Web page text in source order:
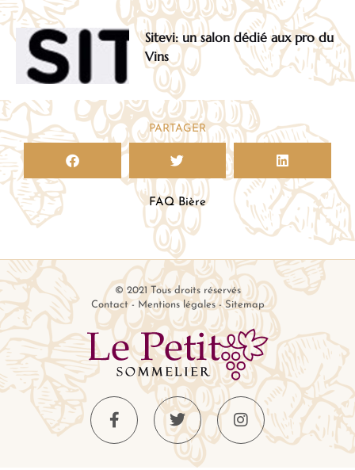
Sitevi: un salon dédié aux pro du
Vins
PARTAGER
FAQ Bière
© 2021 Tous droits réservés
Contact- Mentions légales-Sitemap